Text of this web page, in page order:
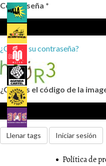
Contraseña *
¿Olvidó su contraseña?
¿Cuál es el código de la
Llenar tags Iniciar sesión
Política de